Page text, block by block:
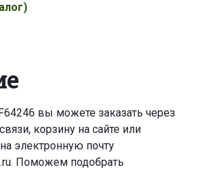
вы можете заказать через
, корзину на сайте или
электронную почту
. Поможем подобрать